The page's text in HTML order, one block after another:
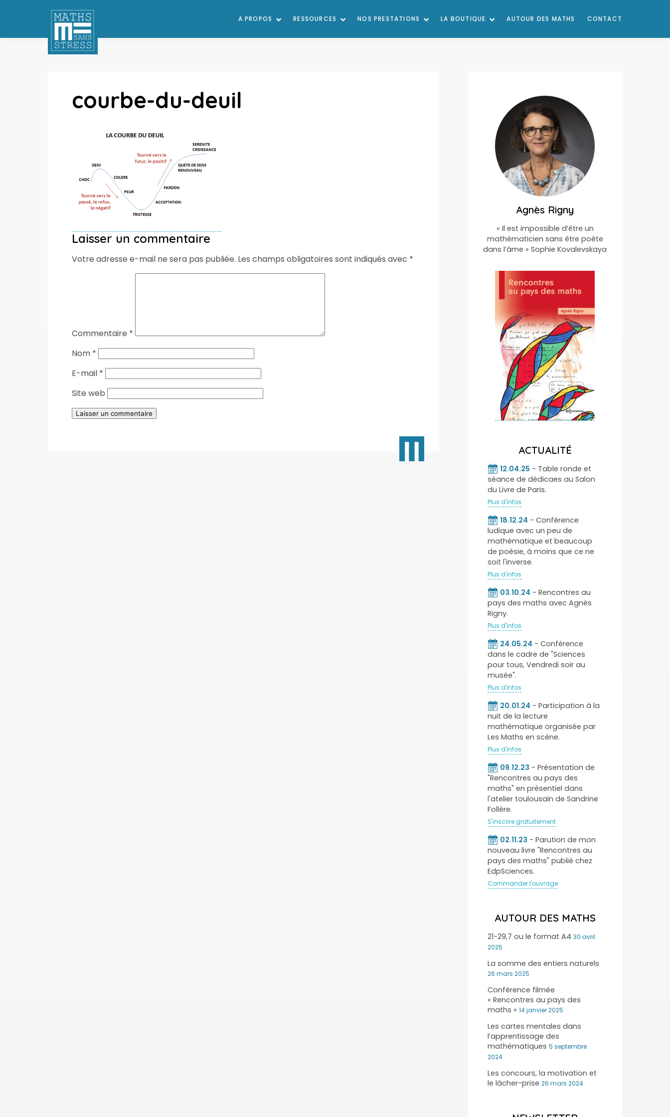
A PROPOS RESSOURCES NOS PRESTATIONS LA BOUTIQUE AUTOUR DES MATHS CONTACT
courbe-du-deuil
Laisser un commentaire
Votre adresse e-mail ne sera pas publiée. Les champs obligatoires sont indiqués avec *
Commentaire *
Nom *
E-mail *
Site web
Agnès Rigny
« Il est impossible d’être un
mathématicien sans être poète
dans l’âme » Sophie Kovalevskaya
ACTUALITÉ
12.04.25 - Table ronde et
séance de dédicaes au Salon
du Livre de Paris.
Plus d'infos
18.12.24 - Conférence
ludique avec un peu de
mathématique et beaucoup
de poésie, à moins que ce ne
soit l'inverse.
Plus d'infos
03.10.24 - Rencontres au
pays des maths avec Agnès
Rigny.
Plus d'infos
24.05.24 - Conférence
dans le cadre de "Sciences
pour tous, Vendredi soir au
musée".
Plus d'infos
20.01.24 - Participation à la
nuit de la lecture
mathématique organisée par
Les Maths en scène.
Plus d'infos
09.12.23 - Présentation de
"Rencontres au pays des
maths" en présentiel dans
l'atelier toulousain de Sandrine
Follère.
S'inscrire gratuitement
02.11.23 - Parution de mon
nouveau livre "Rencontres au
pays des maths" publié chez
EdpSciences.
Commander l'ouvrage
AUTOUR DES MATHS
21-29,7 ou le format A4 30 avril
2025
La somme des entiers naturels
26 mars 2025
Conférence filmée
« Rencontres au pays des
maths » 14 janvier 2025
Les cartes mentales dans
l’apprentissage des
mathématiques 5 septembre
2024
Les concours, la motivation et
le lâcher-prise 26 mars 2024